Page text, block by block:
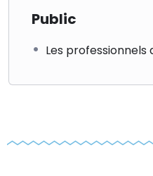
Public
Les professionnels